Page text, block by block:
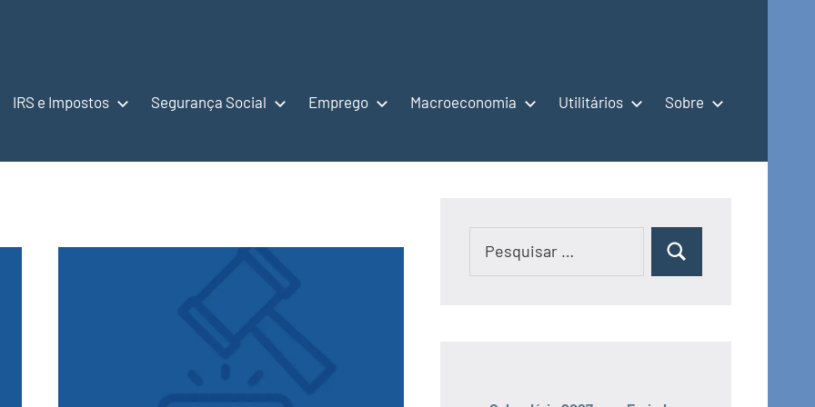
IRS e Impostos Segurança Social Emprego Macroeconomia Utilitários Sobre
Pesquisar